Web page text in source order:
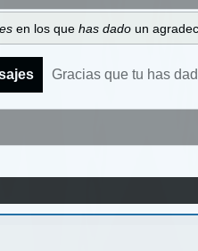
en los que has dado un
Gracias que tu has